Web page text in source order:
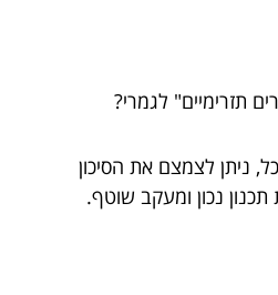
תזרימיים" לגמרי?
ניתן לצמצם את הסיכון
נכון ומעקב שוטף.